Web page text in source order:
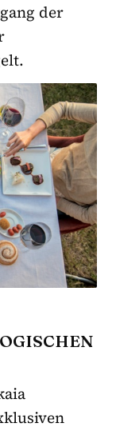
der